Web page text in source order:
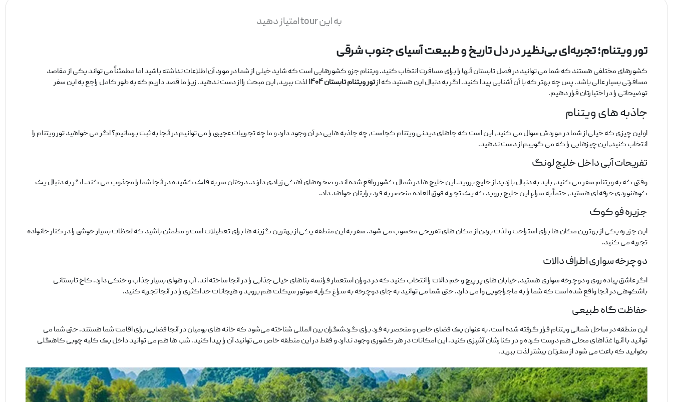
به این tour امتیاز دهید
تور ویتنام؛ تجربه‌ای بی‌نظیر در دل تاریخ و طبیعت آسیای جنوب شرقی
کشورهای مختلفی هستند که شما می‌ توانید در فصل تابستان آنها را برای مسافرت انتخاب کنید. ویتنام جزو کشورهایی است که شاید خیلی از شما در مورد آن اطلاعات نداشته باشید اما مطمئناً می‌ تواند یکی از مقاصد
مسافرتی بسیار عالی باشد. پس چه بهتر که با آن آشنایی پیدا کنید. اگر به دنبال این هستید که ازتور ویتنام تابستان ۱۴۰۴
لذت ببرید، این مبحث را از دست ندهید. زیرا ما قصد داریم که به طور کامل راجع به این سفر
توضیحاتی را در اختیارتان قرار دهیم.
جاذبه‌ های ویتنام
اولین چیزی که خیلی از شما در موردش سوال می‌ کنید، این است که جاهای دیدنی ویتنام کجاست، چه جاذبه‌ هایی در آن وجود دارد و ما چه تجربیات عجیبی را می‌ توانیم در آنجا به ثبت برسانیم؟ اگر می‌ خواهید تور ویتنام را
انتخاب کنید، این چیزهایی را که می‌ گوییم از دست ندهید.
تفریحات آبی داخل خلیج لونگ
وقتی که به ویتنام سفر می‌ کنید، باید به دنبال بازدید از خلیج بروید. این خلیج‌ ها در شمال کشور واقع شده‌ اند و صخره‌های آهکی زیادی دارند. درختان سر به فلک کشیده در آنجا شما را مجذوب می‌ کند. اگر به دنبال یک
کوهنوردی حرفه‌ ای هستید، حتماً به سراغ این خلیج بروید که یک تجربه فوق‌ العاده منحصر به فرد برایتان خواهد داد.
جزیره فو کوک
این جزیره یکی از بهترین مکان‌ ها برای استراحت و لذت بردن از مکان‌ های تفریحی محسوب می‌ شود. سفر به این منطقه یکی از بهترین گزینه‌ ها برای تعطیلات است و مطمئن باشید که لحظات بسیار خوشی را در کنار خانواده
تجربه می‌ کنید.
دوچرخه سواری اطراف دالات
اگر عاشق پیاده‌ روی و دوچرخه سواری هستید، خیابان‌ های پر پیچ و خم دالات را انتخاب کنید که در دوران استعمار فرانسه بناهای خیلی جذابی را در آنجا ساخته اند. آب و هوای بسیار جذاب و خنکی دارد. کاخ تابستانی
باشکوهی در آنجا واقع شده است که شما را به ماجراجویی وا می‌ دارد. حتی شما می‌ توانید به جای دوچرخه به سراغ کرایه موتور سیکلت هم بروید و هیجانات حداکثری را در آنجا تجربه کنید.
حفاظت گاه طبیعی
این منطقه در ساحل شمالی ویتنام قرار گرفته شده است. به عنوان یک فضای خاص و منحصر به فرد برای گردشگران بین‌ المللی شناخته می‌شود که خانه‌ های بومیان در آنجا فضایی برای اقامت شما هستند. حتی شما می‌
توانید با آنها غذاهای محلی هم درست کرده و در کنارشان آشپزی کنید. این امکانات در هر کشوری وجود ندارد و فقط در این منطقه خاص می‌ توانید آن را پیدا کنید. شب‌ ها هم می‌ توانید داخل یک کلبه چوبی کاهگلی
بخوابید که باعث می‌ شود از سفرتان بیشتر لذت ببرید.